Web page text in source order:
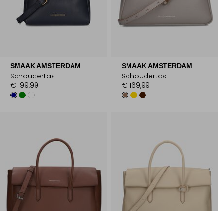
SMAAK AMSTERDAM
Schoudertas
€ 199,99
SMAAK AMSTERDAM
Schoudertas
€ 169,99